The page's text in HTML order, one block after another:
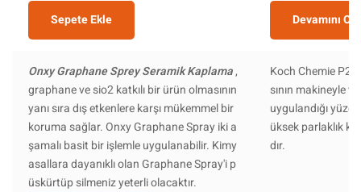
Sepete Ekle Devamını
Onxy Graphane Sprey Seramik Kaplama,
graphane ve sio2 katkılı bir ürün olmasının
yanı sıra dış etkenlere karşı mükemmel bir
koruma sağlar. Onxy Graphane Spray iki a
şamalı basit bir işlemle uygulanabilir. Kimy
asallara dayanıklı olan Graphane Spray'i p
üskürtüp silmeniz yeterli olacaktır.
Koch Chemie
sının makineyle
uygulandığı
üksek parlaklık
dır.